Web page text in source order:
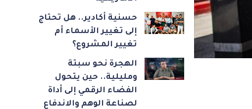
حسنية أكادير.. هل تحتاج
إلى تغيير الأسماء أم
تغيير المشروع؟
الهجرة نحو سبتة
ومليلية.. حين يتحول
الفضاء الرقمي إلى أداة
لصناعة الوهم والاندفاع